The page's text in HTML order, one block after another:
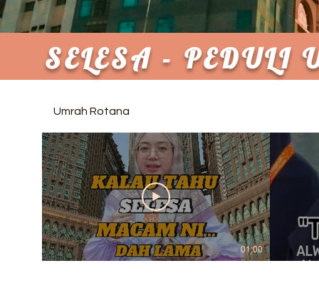
SELESA - PEDULI
Umrah Rotana
01:00